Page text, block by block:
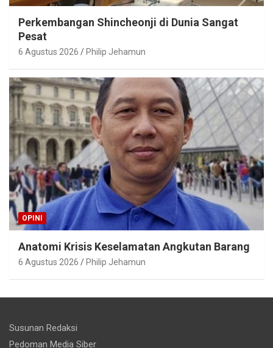
Perkembangan Shincheonji di Dunia Sangat
Pesat
6 Agustus 2026 Philip Jehamun
OPINI
Anatomi Krisis Keselamatan Angkutan Barang
6 Agustus 2026 Philip Jehamun
Susunan Redaksi
Pedoman Media Siber